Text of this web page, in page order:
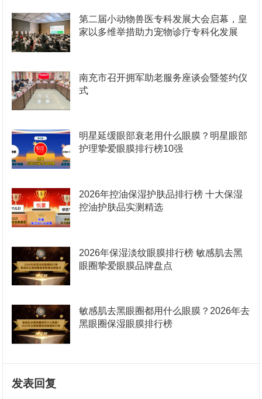
第二届小动物兽医专科发展大会启幕，皇
家以多维举措助力宠物诊疗专科化发展
南充市召开拥军助老服务座谈会暨签约仪
式
明星延缓眼部衰老用什么眼膜？明星眼部
护理挚爱眼膜排行榜10强
2026年控油保湿护肤品排行榜 十大保湿
控油护肤品实测精选
2026年保湿淡纹眼膜排行榜 敏感肌去黑
眼圈挚爱眼膜品牌盘点
敏感肌去黑眼圈都用什么眼膜？2026年去
黑眼圈保湿眼膜排行榜
发表回复